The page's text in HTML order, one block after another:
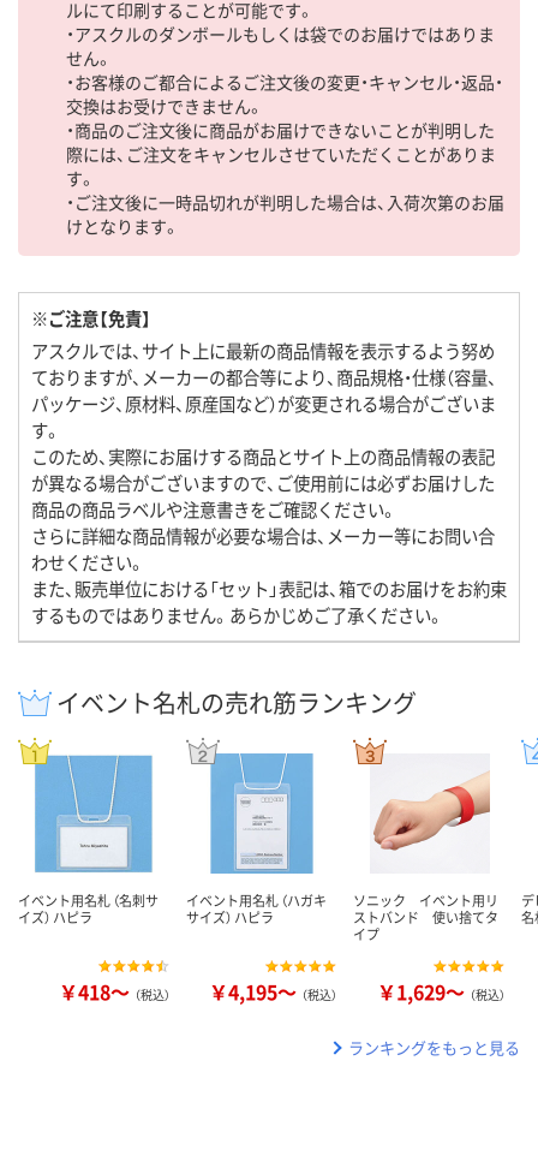
ルにて印刷することが可能です。
・アスクルのダンボールもしくは袋でのお届けではありま
せん。
・お客様のご都合によるご注文後の変更・キャンセル・返品・
交換はお受けできません。
・商品のご注文後に商品がお届けできないことが判明した
際には、ご注文をキャンセルさせていただくことがありま
す。
・ご注文後に一時品切れが判明した場合は、入荷次第のお届
けとなります。
※ご注意【免責】
アスクルでは、サイト上に最新の商品情報を表示するよう努め
ておりますが、メーカーの都合等により、商品規格・仕様（容量、
パッケージ、原材料、原産国など）が変更される場合がございま
す。
このため、実際にお届けする商品とサイト上の商品情報の表記
が異なる場合がございますので、ご使用前には必ずお届けした
商品の商品ラベルや注意書きをご確認ください。
さらに詳細な商品情報が必要な場合は、メーカー等にお問い合
わせください。
また、販売単位における「セット」表記は、箱でのお届けをお約束
するものではありません。あらかじめご了承ください。
イベント名札の売れ筋ランキング
イベント用名札 （名刺サ
イズ） ハピラ
￥418～ （税込）
イベント用名札 （ハガキ
サイズ） ハピラ
￥4,195～ （税込）
ソニック イベント用リ
ストバンド 使い捨てタ
イプ
￥1,629～ （税込）
名
ランキングをもっと見る